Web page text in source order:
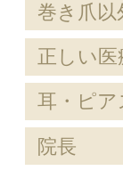
巻き爪
正しい医
耳・ピ
院長